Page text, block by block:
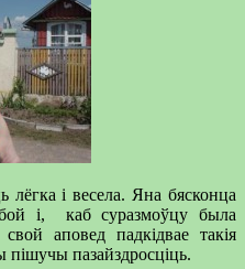
лёгка і весела. Яна бясконца
і, каб суразмоўцу была
аповед падкідвае такія
пазайздросціць.